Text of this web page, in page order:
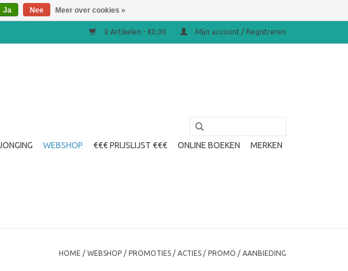
0 Artikelen - €0,00 Mijn account / Registreren
WEBSHOP €€€ PRIJSLIJST €€€ ONLINE BOEKEN MERKEN
HOME / WEBSHOP / PROMOTIES / ACTIES / PROMO / AANBIEDING
Ja Nee Meer over cookies »